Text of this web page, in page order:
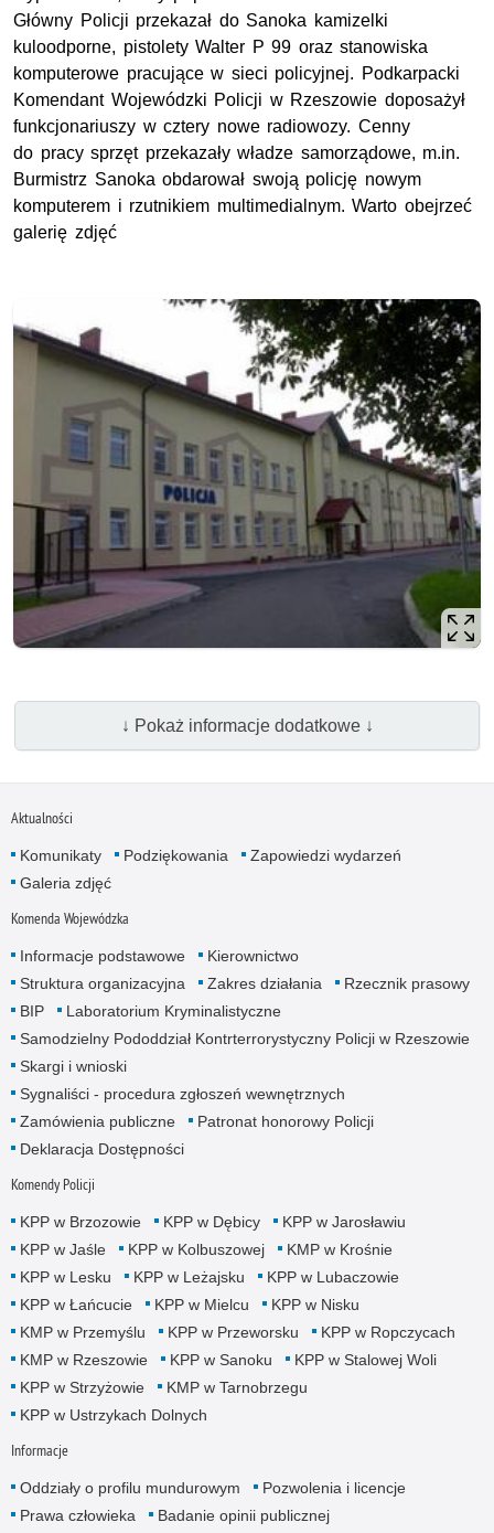
Główny Policji przekazał do Sanoka kamizelki
kuloodporne, pistolety Walter P 99 oraz stanowiska
komputerowe pracujące w sieci policyjnej. Podkarpacki
Komendant Wojewódzki Policji w Rzeszowie doposażył
funkcjonariuszy w cztery nowe radiowozy. Cenny
do pracy sprzęt przekazały władze samorządowe, m.in.
Burmistrz Sanoka obdarował swoją policję nowym
komputerem i rzutnikiem multimedialnym. Warto obejrzeć
galerię zdjęć
↓ Pokaż informacje dodatkowe ↓
Aktualności
Komunikaty Podziękowania
Zapowiedzi wydarzeń
Galeria zdjęć
Komenda Wojewódzka
Informacje podstawowe
Kierownictwo
Struktura organizacyjna
Zakres działania
Rzecznik prasowy
BIP
Laboratorium Kryminalistyczne
Samodzielny Pododdział Kontrterrorystyczny Policji w Rzeszowie
Skargi i wnioski
Sygnaliści - procedura zgłoszeń wewnętrznych
Zamówienia publiczne
Patronat honorowy Policji
Deklaracja Dostępności
Komendy Policji
KPP w Brzozowie KPP w Dębicy
KPP w Jarosławiu
KPP w Jaśle
KPP w Kolbuszowej
KMP w Krośnie
KPP w Lesku
KPP w Leżajsku
KPP w Lubaczowie
KPP w Łańcucie
KPP w Mielcu
KPP w Nisku
KMP w Przemyślu
KPP w Przeworsku
KPP w Ropczycach
KMP w Rzeszowie
KPP w Sanoku
KPP w Stalowej Woli
KPP w Strzyżowie
KMP w Tarnobrzegu
KPP w Ustrzykach Dolnych
Informacje
Oddziały o profilu mundurowym
Pozwolenia i licencje
Prawa człowieka
Badanie opinii publicznej